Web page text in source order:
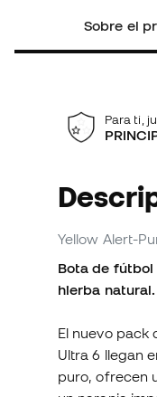
Sobre el
Para ti,
Yellow Alert-
Bota de
hierba
El nuevo pack
Ultra 6 llegan
puro, ofrecen